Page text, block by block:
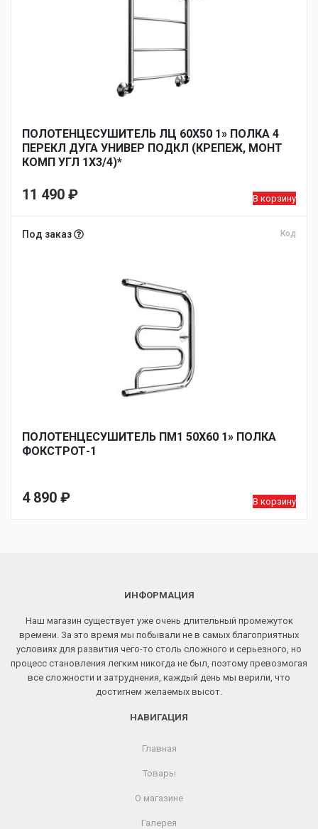
ПОЛОТЕНЦЕСУШИТЕЛЬ ЛЦ 60Х50 1» ПОЛКА 4
ПЕРЕКЛ ДУГА УНИВЕР ПОДКЛ (КРЕПЕЖ, МОНТ
КОМП УГЛ 1Х3/4)*
11 490 ₽ В корзину
Под заказ Код
ПОЛОТЕНЦЕСУШИТЕЛЬ ПМ1 50Х60 1» ПОЛКА
ФОКСТРОТ-1
4 890 ₽ В корзину
ИНФОРМАЦИЯ
Наш магазин существует уже очень длительный промежуток
времени. За это время мы побывали не в самых благоприятных
условиях для развития чего-то столь сложного и серьезного, но
процесс становления легким никогда не был, поэтому превозмогая
все сложности и затруднения, каждый день мы верили, что
достигнем желаемых высот.
НАВИГАЦИЯ
Главная
Товары
О магазине
Галерея